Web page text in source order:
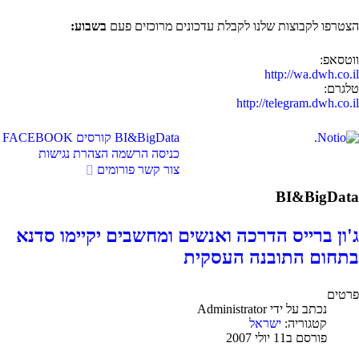
הצטרפו לקבוצות שלנו לקבלת עדכונים מרוכזים פעם בשבוע:
ווטסאפ:
http://wa.dwh.co.il
טלגרם:
http://telegram.dwh.co.il
BI&BigData קורסים FACEBOOK
כניסה הרשמה הצהרת נגישות
צור קשר פורומים
BI&BigData
ג'ון ברייס הדרכה ואנשים ומחשבים יקיימו סדנא
בתחום התובנה העסקית
פרטים
נכתב על ידיAdministrator
קטגוריה: ישראל
פורסם ב11 יולי 2007